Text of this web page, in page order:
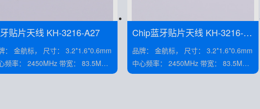
贴片天线 KH-3216-A27
航标， 尺寸： 3.2*1.6*0.6mm
率： 2450MHz 带宽： 83.5MHz
增益： 2dBi 阻抗： 50Ω
Chip蓝牙贴片天线 KH-3216-A
35
品牌： 金航标， 尺寸： 3.2*1.6*0.6mm
中心频率： 2450MHz 带宽： 83.5MHz
增益： 2dBi 阻抗： 50Ω